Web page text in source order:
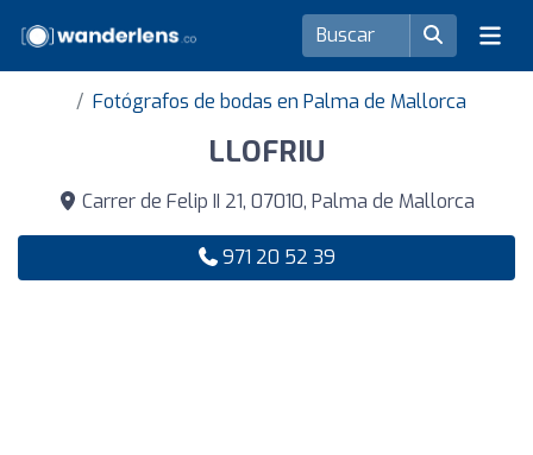
Fotógrafos de bodas en Palma de Mallorca
LLOFRIU
Carrer de Felip II 21, 07010, Palma de Mallorca
971 20 52 39